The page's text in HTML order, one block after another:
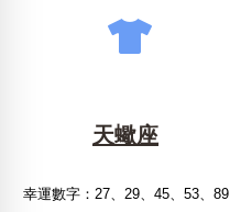
天蠍座
幸運數字：27、29、45、53、89